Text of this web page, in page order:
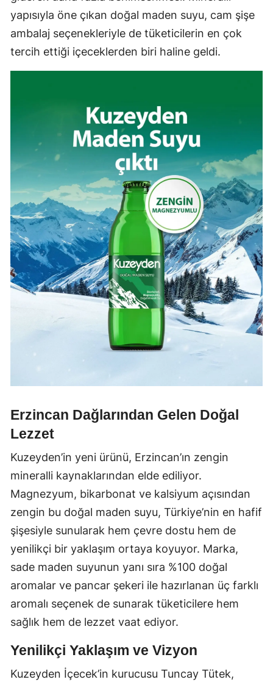
yapısıyla öne çıkan doğal maden suyu, cam şişe
ambalaj seçenekleriyle de tüketicilerin en çok
tercih ettiği içeceklerden biri haline geldi.
Erzincan Dağlarından Gelen Doğal
Lezzet
Kuzeyden’in yeni ürünü, Erzincan’ın zengin
mineralli kaynaklarından elde ediliyor.
Magnezyum, bikarbonat ve kalsiyum açısından
zengin bu doğal maden suyu, Türkiye’nin en hafif
şişesiyle sunularak hem çevre dostu hem de
yenilikçi bir yaklaşım ortaya koyuyor. Marka,
sade maden suyunun yanı sıra %100 doğal
aromalar ve pancar şekeri ile hazırlanan üç farklı
aromalı seçenek de sunarak tüketicilere hem
sağlık hem de lezzet vaat ediyor.
Yenilikçi Yaklaşım ve Vizyon
Kuzeyden İçecek’in kurucusu Tuncay Tütek,